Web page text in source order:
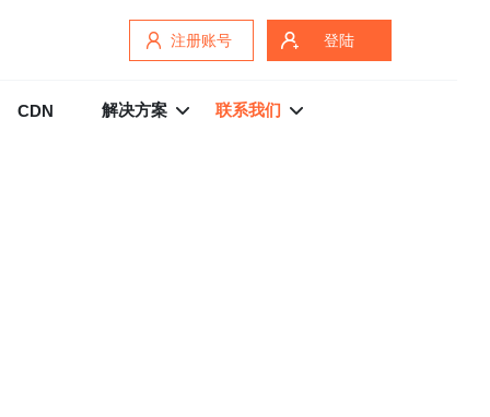
注册账号 登陆
CDN 解决方案 联系我们